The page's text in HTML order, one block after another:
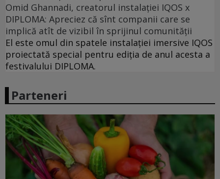
Omid Ghannadi, creatorul instalației IQOS x
DIPLOMA: Apreciez că sînt companii care se
implică atît de vizibil în sprijinul comunității
El este omul din spatele instalației imersive IQOS
proiectată special pentru ediția de anul acesta a
festivalului DIPLOMA.
Parteneri